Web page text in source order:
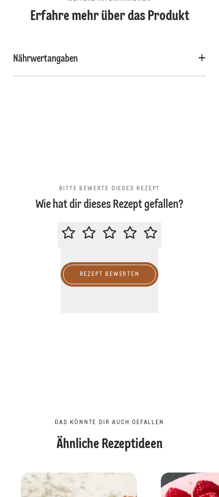
Erfahre mehr über das Produkt
Nährwertangaben
BITTE BEWERTE DIESES REZEPT
Wie hat dir dieses Rezept gefallen?
BITTE BEWERTE DIESES REZEPT
REZEPT BEWERTEN
DAS KÖNNTE DIR AUCH GEFALLEN
Ähnliche Rezeptideen